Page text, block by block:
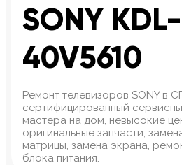
SONY KDL-
40V5610
Ремонт телевизоров SONY в
сертифицированный
мастера на дом, невысокие
оригинальные запчасти,
матрицы, замена экрана,
блока питания.